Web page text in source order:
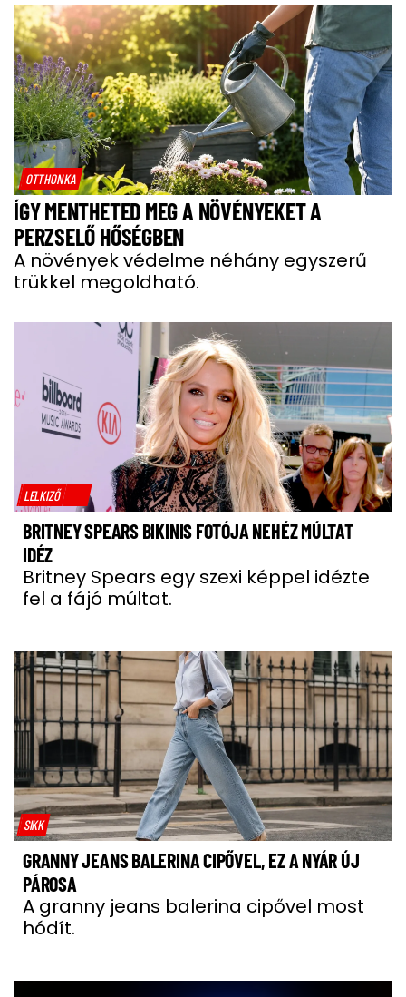
OTTHONKA
ÍGY MENTHETED MEG A NÖVÉNYEKET A
PERZSELŐ HŐSÉGBEN
A növények védelme néhány egyszerű
trükkel megoldható.
LELKIZŐ
BRITNEY SPEARS BIKINIS FOTÓJA NEHÉZ MÚLTAT
IDÉZ
Britney Spears egy szexi képpel idézte
fel a fájó múltat.
SIKK
GRANNY JEANS BALERINA CIPŐVEL, EZ A NYÁR ÚJ
PÁROSA
A granny jeans balerina cipővel most
hódít.